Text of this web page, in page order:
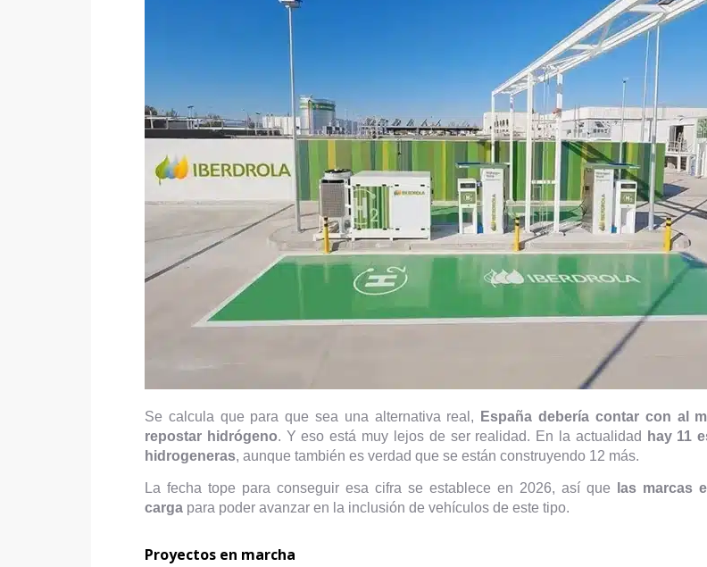
Se calcula que para que sea una alternativa real,
España debería contar con al
repostar hidrógeno. Y eso está muy lejos de ser realidad. En la actualidad
hay 11
hidrogeneras, aunque también es verdad que se están construyendo 12 más.
La fecha tope para conseguir esa cifra se establece en 2026, así que
las marcas
carga para poder avanzar en la inclusión de vehículos de este tipo.
Proyectos en marcha